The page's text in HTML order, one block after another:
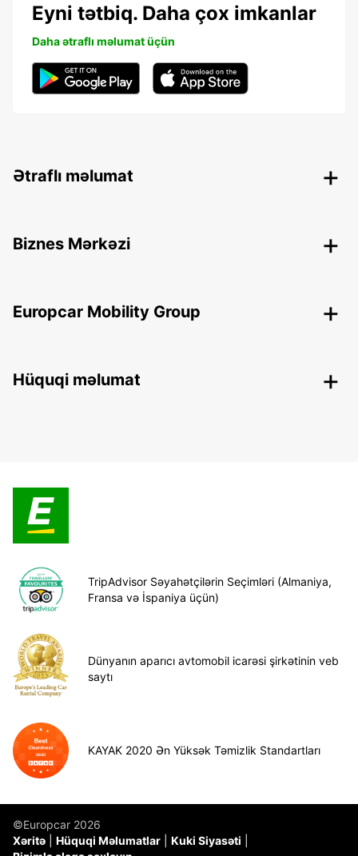
Eyni tətbiq. Daha çox imkanlar
Daha ətraflı məlumat üçün
Ətraflı məlumat
Biznes Mərkəzi
Europcar Mobility Group
Hüquqi məlumat
TripAdvisor Səyahətçilərin Seçimləri (Almaniya,
Fransa və İspaniya üçün)
Dünyanın aparıcı avtomobil icarəsi şirkətinin veb
saytı
KAYAK 2020 Ən Yüksək Təmizlik Standartları
©Europcar 2026
Xəritə
Hüquqi Məlumatlar
Kuki Siyasəti